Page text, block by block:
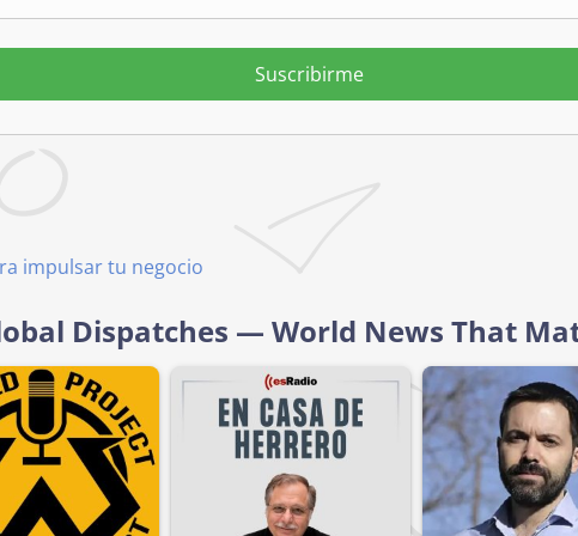
Suscribirme
impulsar tu negocio
Dispatches — World News That